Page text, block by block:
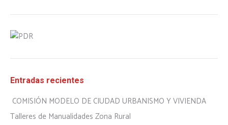
Entradas recientes
COMISIÓN MODELO DE CIUDAD URBANISMO Y VIVIENDA
Talleres de Manualidades Zona Rural